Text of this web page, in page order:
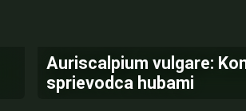
Auriscalpium vulgare:
sprievodca hubami